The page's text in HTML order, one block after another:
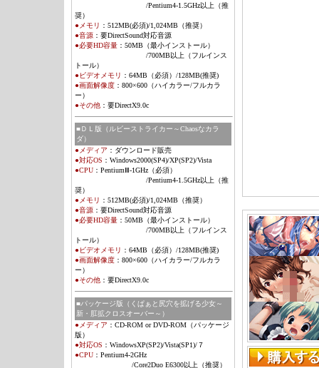
/Pentium4-1.5GHz以上（推
奨）
●メモリ ： 512MB(必須)/1,024MB（推奨）
●音源 ： 要DirectSound対応音源
●必要HD容量 ： 50MB（最小インストール）
/700MB以上（フルインス
トール）
●ビデオメモリ ： 64MB（必須）/128MB(推奨)
●画面解像度 ：800×600（ハイカラー/フルカラ
ー）
●その他 ： 要DirectX9.0c
■ＤＬ版（ルビーストライカー～Chaosなカラ
ダ）
●メディア ： ダウンロード販売
●対応OS ： Windows2000(SP4)/XP(SP2)/Vista
●CPU ：PentiumⅢ-1GHz（必須）
/Pentium4-1.5GHz以上（推
奨）
●メモリ ： 512MB(必須)/1,024MB（推奨）
●音源 ： 要DirectSound対応音源
●必要HD容量 ： 50MB（最小インストール）
/700MB以上（フルインス
トール）
●ビデオメモリ ： 64MB（必須）/128MB(推奨)
●画面解像度 ：800×600（ハイカラー/フルカラ
ー）
●その他 ： 要DirectX9.0c
■パッケージ版（くぱぁと尻穴を拡げる少女～
新・肛拡クロスオーバー～）
●メディア ： CD-ROM or DVD-ROM（パッケージ
版）
●対応OS ： WindowsXP(SP2)/Vista(SP1)/７
●CPU ：Pentium4-2GHz
/Core2Duo E6300以上（推奨）